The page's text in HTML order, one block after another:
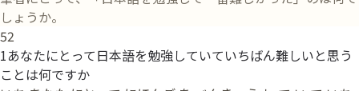
しょうか。
52
1あなたにとって日本語を勉強していていちばん難しいと思う
ことは何ですか